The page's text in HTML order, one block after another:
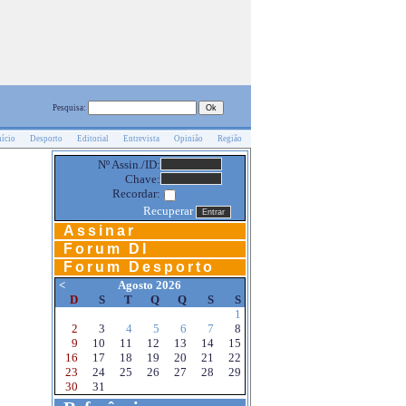
Pesquisa:
Desporto Editorial Entrevista Opinião Região
Nº Assin./ID:
Chave:
Recordar:
Recuperar
Assinar
Forum DI
Forum Desporto
<
Agosto 2026
D
S T Q Q S
S
1
2
3 4 5 6 7
8
9
10 11 12 13 14
15
16
17 18 19 20 21
22
23
24 25 26 27 28
29
30
31